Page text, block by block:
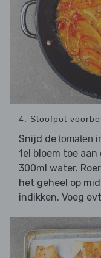
4. Stoofpot
Snijd de tomaten
1el bloem toe aan
300ml water.
het geheel op
indikken. Voeg